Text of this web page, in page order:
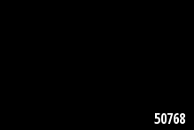
50768